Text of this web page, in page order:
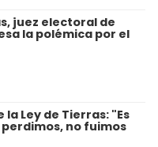
juez electoral de
la polémica por el
la Ley de Tierras: "Es
no fuimos